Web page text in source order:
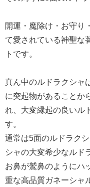
開運・魔除け・お守り
て愛されている神聖な
トです。
真ん中のルドラクシャ
に突起物があることか
れ、大変縁起の良いル
す。
通常は5面のルドラク
シャの大変希少なルド
お鼻が鷲鼻のようにハ
重な高品質ガネーシャ